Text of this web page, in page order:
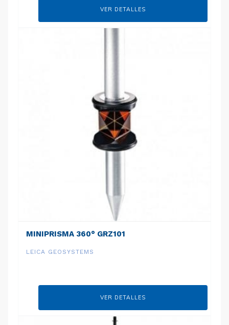
VER DETALLES
MINIPRISMA 360° GRZ101
LEICA GEOSYSTEMS
VER DETALLES